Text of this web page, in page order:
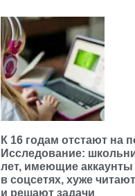
К 16 годам отстают на
Исследование:
лет, имеющие аккаунты
в соцсетях, хуже читают
и решают задачи